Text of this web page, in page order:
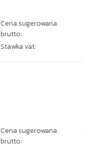
Cena sugerowana
brutto:
Stawka vat:
Cena sugerowana
brutto: